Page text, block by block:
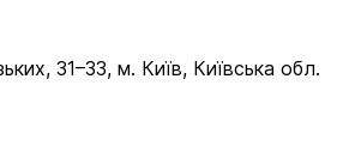
31–33, м. Київ, Київська обл.